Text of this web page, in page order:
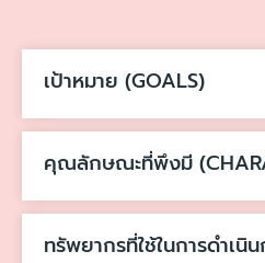
เป้าหมาย (GOALS)
คุณลักษณะที่พึงมี
ทรัพยากรที่ใช้ในการดำเนิ